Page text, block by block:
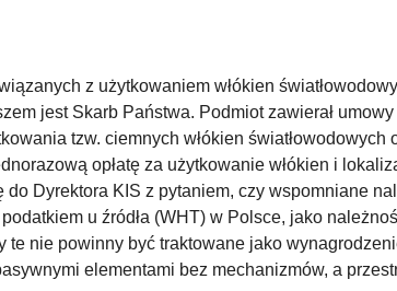
z użytkowaniem włókien
jest Skarb Państwa. Podmiot zawierał
tzw. ciemnych włókien
opłatę za użytkowanie włókien i
do Dyrektora KIS z pytaniem, czy wspomniane
u źródła (WHT) w Polsce, jako
te nie powinny być traktowane jako
elementami bez mechanizmów, a